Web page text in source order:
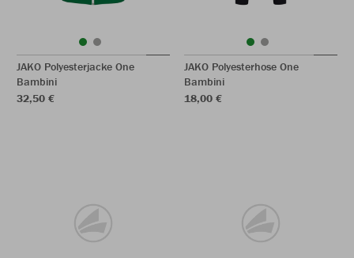
JAKO Polyesterjacke One
Bambini
32,50 €
JAKO Polyesterhose One
Bambini
18,00 €